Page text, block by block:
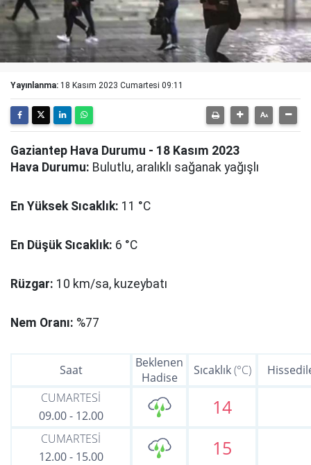
Yayınlanma: 18 Kasım 2023 Cumartesi 09:11
Gaziantep Hava Durumu - 18 Kasım 2023
Hava Durumu: Bulutlu, aralıklı sağanak yağışlı
En Yüksek Sıcaklık: 11 °C
En Düşük Sıcaklık: 6 °C
Rüzgar: 10 km/sa, kuzeybatı
Nem Oranı: %77
Saat
Beklenen
Hadise
Sıcaklık(°C)
CUMARTESİ
09.00- 12.00 14
CUMARTESİ
12.00- 15.00 15